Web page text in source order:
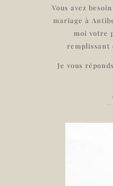
Vous avez
mariage à
moi votre
remplissant
Je vous